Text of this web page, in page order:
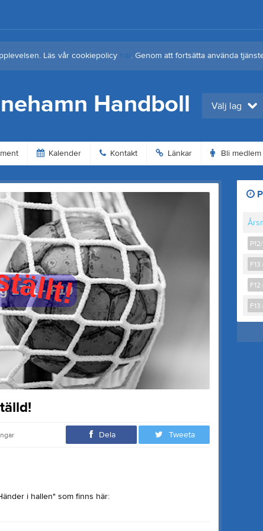
Läs vår cookiepolicy här. Genom att fortsätta använda
Handboll Välj lag
Kalender Kontakt Länkar Bli medlem
Dela Tweeta
i hallen" som finns här:
F13
F12
F13